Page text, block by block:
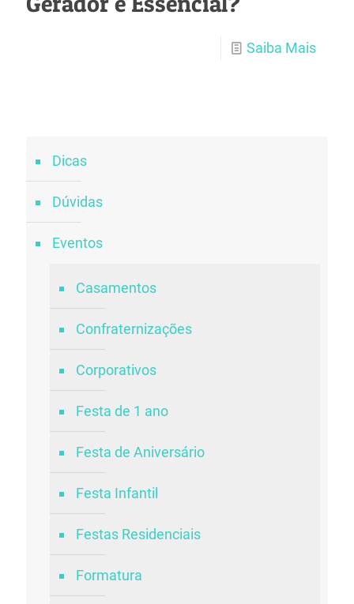
Saiba Mais
Dicas
Dúvidas
Eventos
Casamentos
Confraternizações
Corporativos
Festa de 1 ano
Festa de Aniversário
Festa Infantil
Festas Residenciais
Formatura